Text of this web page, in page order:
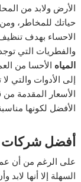
الأرض ولابد من
حياتك للمخاطر،
الاحساء بهدف
والفطريات التي
المياه الأحسا من
إلى الأدوات والتي لا
الأسعار المقدمة
الأفضل لكونها
أفضل شركات
على الرغم من أن
السهلة إلا أنها